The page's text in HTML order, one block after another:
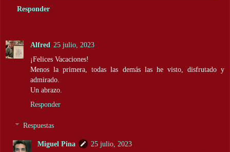
Responder
Alfred 25 julio, 2023
¡Felices Vacaciones!
Menos la primera, todas las demás las he visto, disfrutado y
admirado.
Un abrazo.
Responder
Respuestas
Miguel Pina
25 julio, 2023